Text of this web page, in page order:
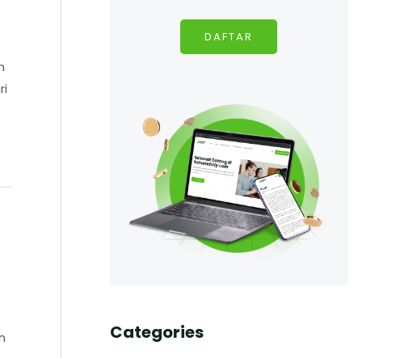
DAFTAR
Categories